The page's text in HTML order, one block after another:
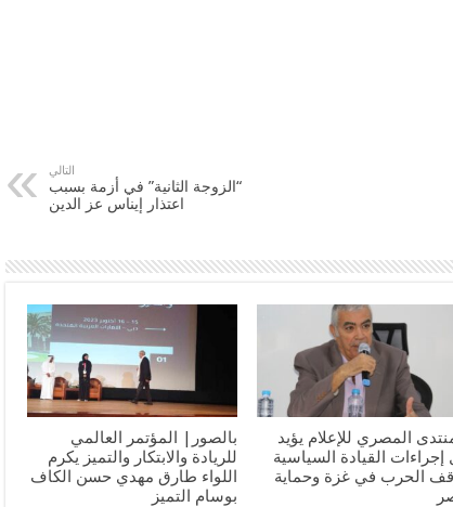
التالي
“الزوجة الثانية” في أزمة بسبب
اعتذار إيناس عز الدين
المصري للإعلام يؤيد
إجراءات القيادة السياسية
الحرب في غزة وحماية
بالصور| المؤتمر العالمي
للريادة والابتكار والتميز يكرم
اللواء طارق مهدي حسن الكاف
بوسام التميز